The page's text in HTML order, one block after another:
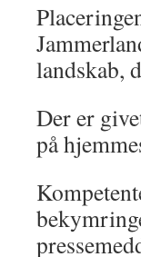
landskab,
Der er
på